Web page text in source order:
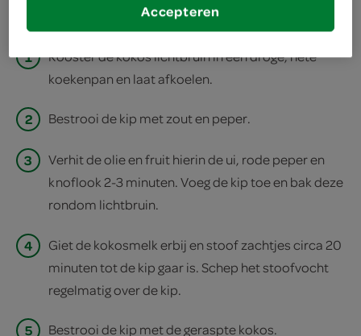
1
Rooster de kokos lichtbruin in een droge, hete
koekenpan en laat afkoelen.
2 Bestrooi de kip met zout en peper.
3
Verhit de olie en fruit hierin de ui, rode peper en
knoflook 2-3 minuten. Voeg de kip toe en bak deze
rondom lichtbruin.
4
Giet de kokosmelk erbij en stoof zachtjes circa 20
minuten tot de kip gaar is. Schep het stoofvocht
regelmatig over de kip.
5 Bestrooi de kip met de geraspte kokos.
Accepteren